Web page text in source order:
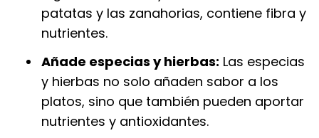
patatas y las zanahorias, contiene fibra y
nutrientes.
Añade especias y hierbas: Las especias
y hierbas no solo añaden sabor a los
platos, sino que también pueden aportar
nutrientes y antioxidantes.